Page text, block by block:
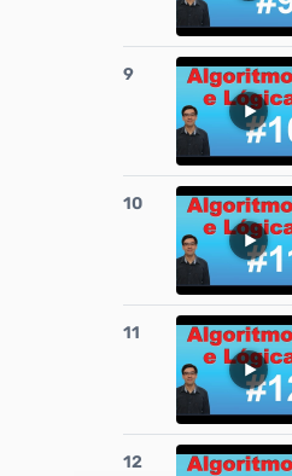
9
10
11
12